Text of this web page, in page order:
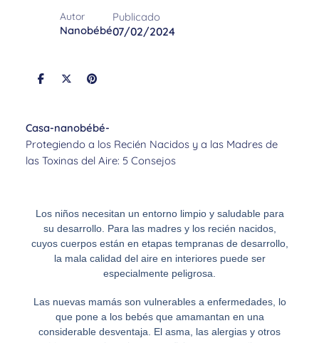
Autor
Nanobébé
Publicado
07/02/2024
Casa-nanobébé-
Protegiendo a los Recién Nacidos y a las Madres de
las Toxinas del Aire: 5 Consejos
Los niños necesitan un entorno limpio y saludable para
su desarrollo. Para las madres y los recién nacidos,
cuyos cuerpos están en etapas tempranas de desarrollo,
la mala calidad del aire en interiores puede ser
especialmente peligrosa.
Las nuevas mamás son vulnerables a enfermedades, lo
que pone a los bebés que amamantan en una
considerable desventaja. El asma, las alergias y otros